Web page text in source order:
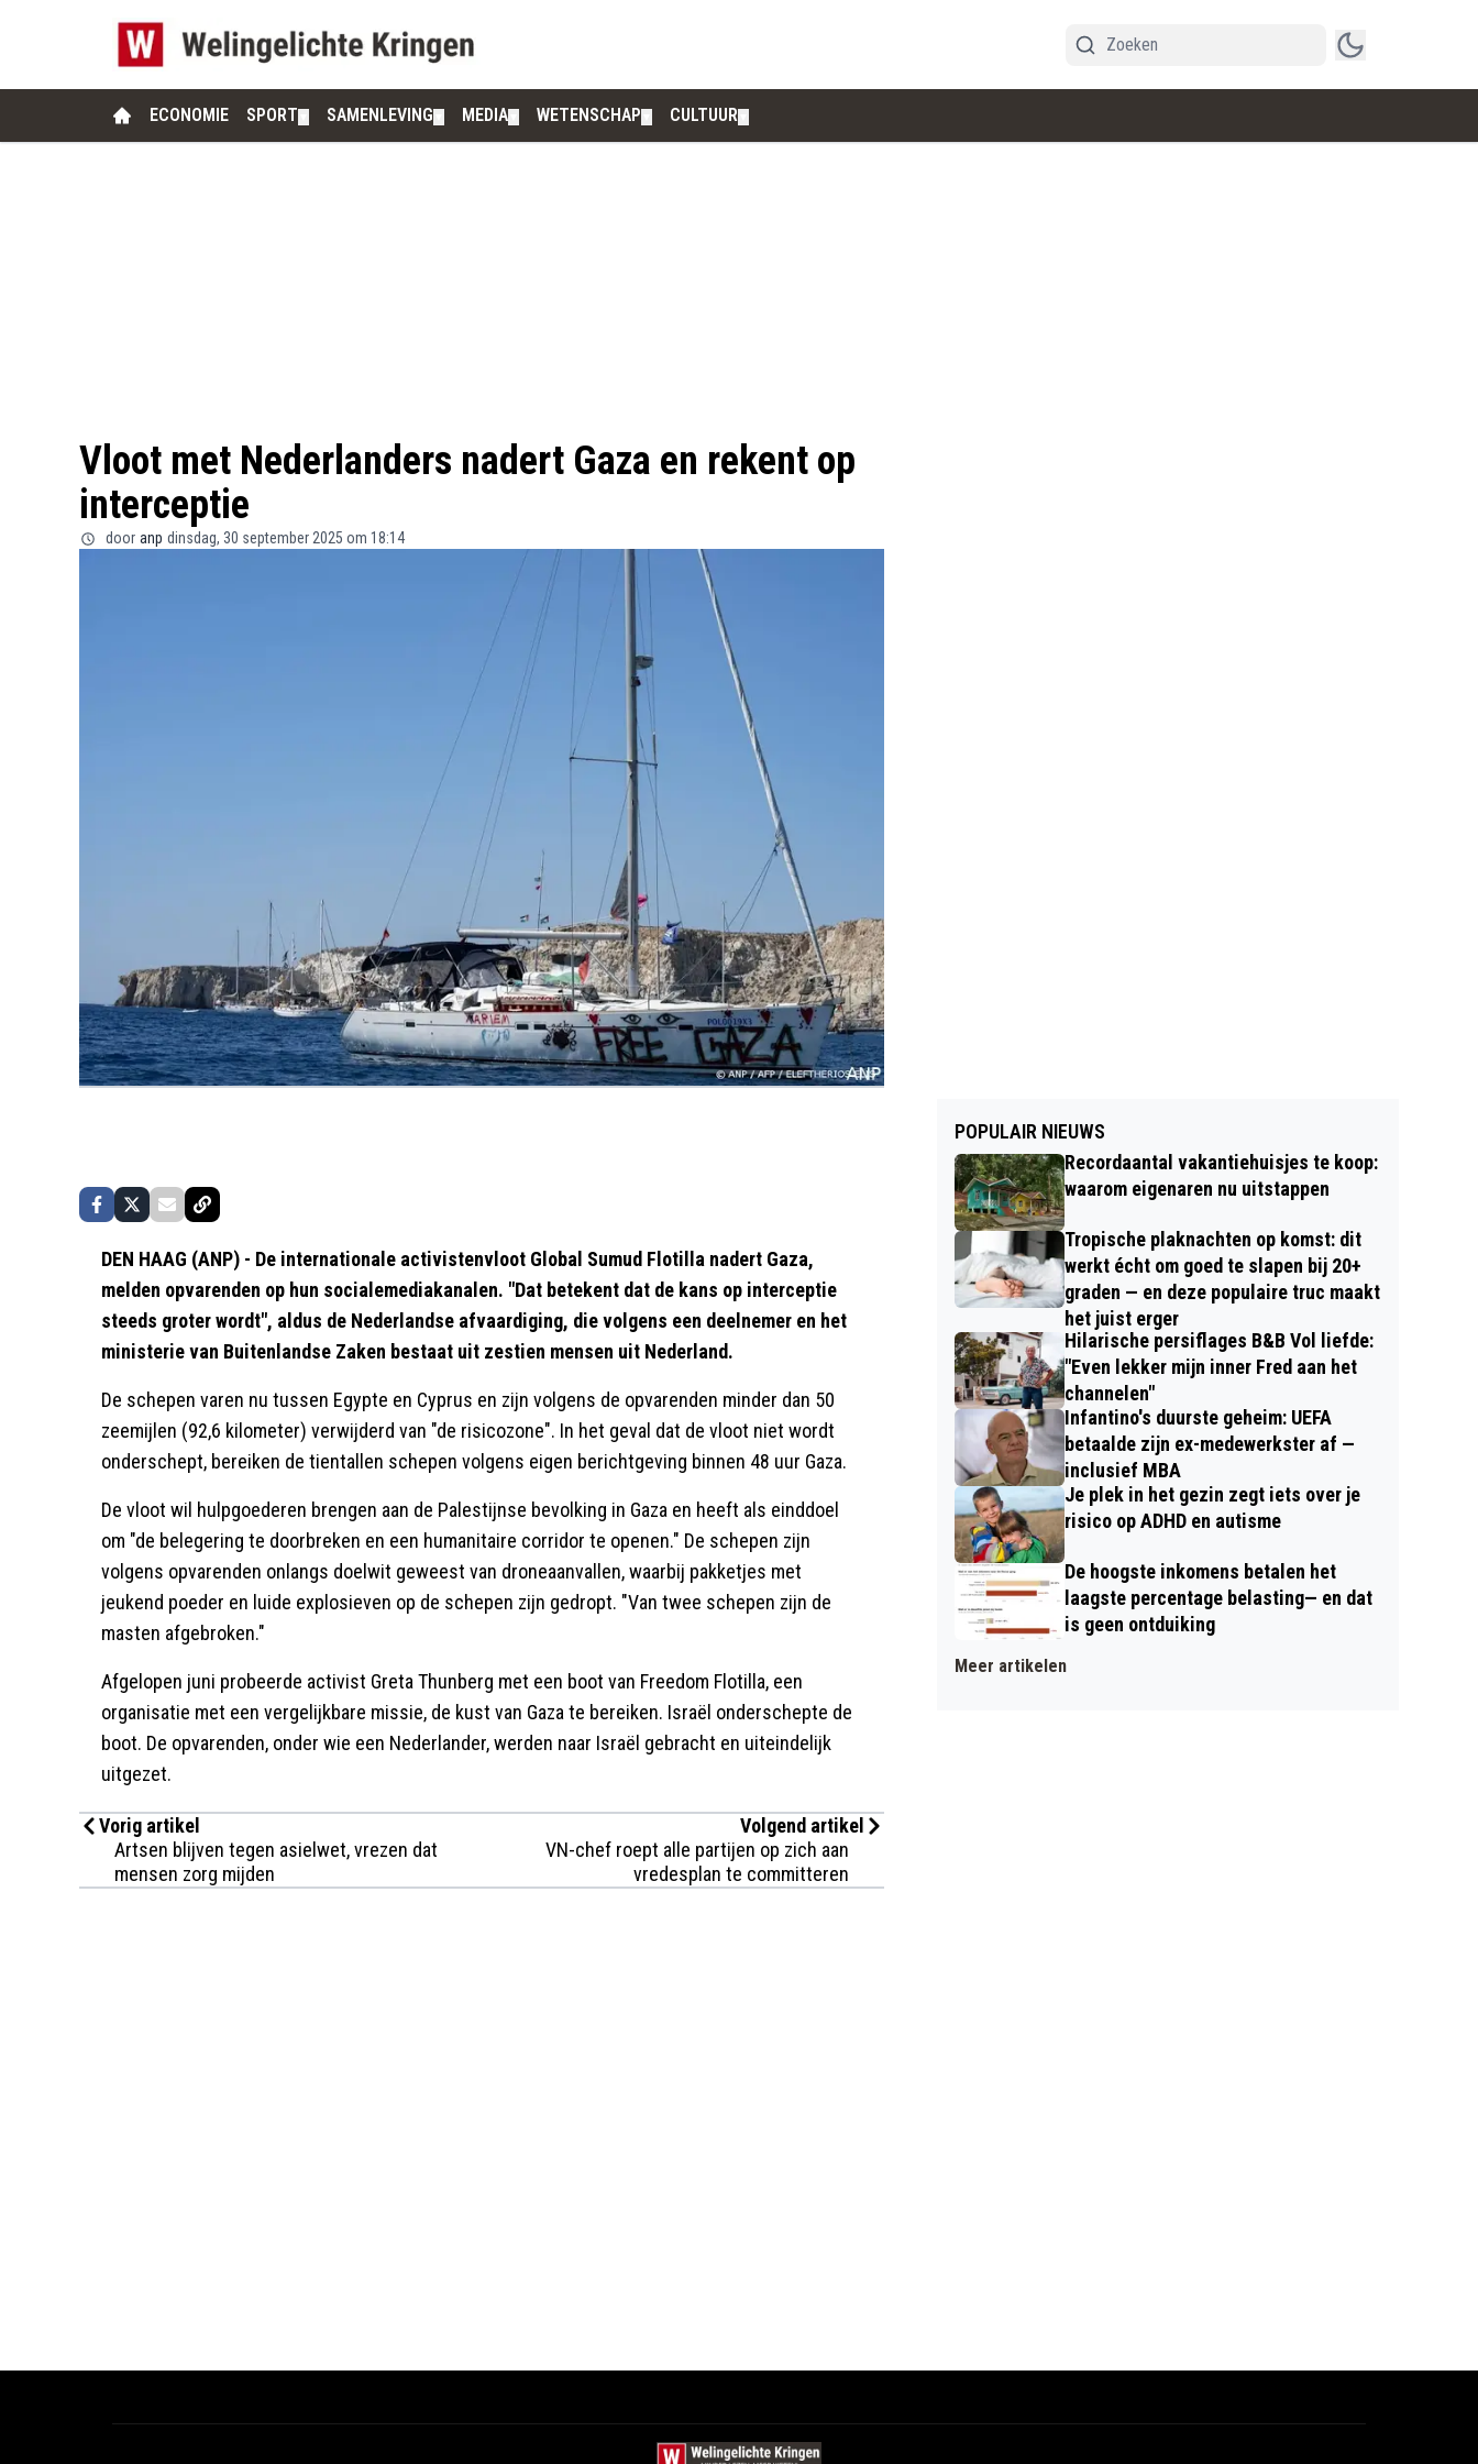
ECONOMIE SPORT SAMENLEVING MEDIA WETENSCHAP CULTUUR
Vloot met Nederlanders nadert Gaza en rekent op
interceptie
door anp dinsdag, 30 september 2025 om 18:14
DEN HAAG (ANP) - De internationale activistenvloot Global Sumud Flotilla nadert Gaza,
melden opvarenden op hun socialemediakanalen. "Dat betekent dat de kans op interceptie
steeds groter wordt", aldus de Nederlandse afvaardiging, die volgens een deelnemer en het
ministerie van Buitenlandse Zaken bestaat uit zestien mensen uit Nederland.
De schepen varen nu tussen Egypte en Cyprus en zijn volgens de opvarenden minder dan 50
zeemijlen (92,6 kilometer) verwijderd van "de risicozone". In het geval dat de vloot niet wordt
onderschept, bereiken de tientallen schepen volgens eigen berichtgeving binnen 48 uur Gaza.
De vloot wil hulpgoederen brengen aan de Palestijnse bevolking in Gaza en heeft als einddoel
om "de belegering te doorbreken en een humanitaire corridor te openen." De schepen zijn
volgens opvarenden onlangs doelwit geweest van droneaanvallen, waarbij pakketjes met
jeukend poeder en luide explosieven op de schepen zijn gedropt. "Van twee schepen zijn de
masten afgebroken."
Afgelopen juni probeerde activist Greta Thunberg met een boot van Freedom Flotilla, een
organisatie met een vergelijkbare missie, de kust van Gaza te bereiken. Israël onderschepte de
boot. De opvarenden, onder wie een Nederlander, werden naar Israël gebracht en uiteindelijk
uitgezet.
Vorig artikel
Artsen blijven tegen asielwet, vrezen dat
mensen zorg mijden
Volgend artikel
VN-chef roept alle partijen op zich aan
vredesplan te committeren
POPULAIR NIEUWS
Recordaantal vakantiehuisjes te koop:
waarom eigenaren nu uitstappen
Tropische plaknachten op komst: dit
werkt écht om goed te slapen bij 20+
graden — en deze populaire truc maakt
het juist erger
Hilarische persiflages B&B Vol liefde:
"Even lekker mijn inner Fred aan het
channelen"
Infantino's duurste geheim: UEFA
betaalde zijn ex-medewerkster af —
inclusief MBA
Je plek in het gezin zegt iets over je
risico op ADHD en autisme
De hoogste inkomens betalen het
laagste percentage belasting— en dat
is geen ontduiking
Meer artikelen